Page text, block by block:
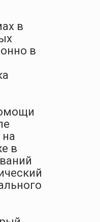
в
в
на
в